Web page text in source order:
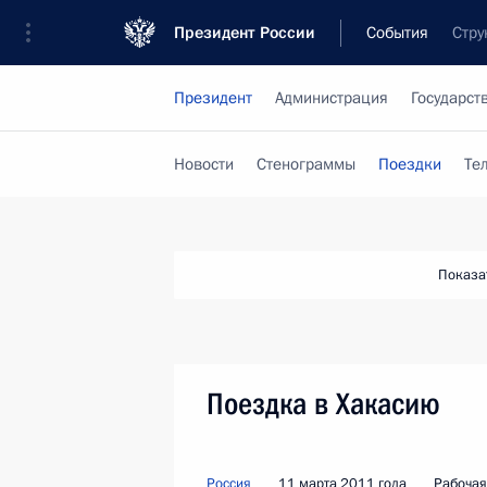
Президент России События
Президент Администрация
Новости Стенограммы Поездки
Поездка в Хакасию